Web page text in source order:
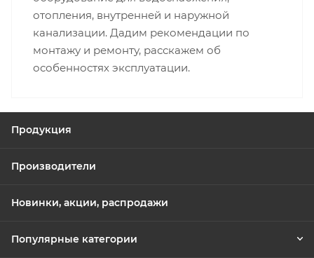
отопления, внутренней и наружной
канализации. Дадим рекомендации по
монтажу и ремонту, расскажем об
особенностях эксплуатации.
Продукция
Производители
Новинки, акции, распродажи
Популярные категории